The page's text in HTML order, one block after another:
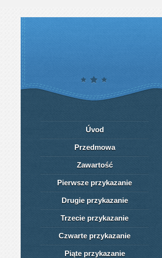
Úvod
Przedmowa
Zawartość
Pierwsze przykazanie
Drugie przykazanie
Trzecie przykazanie
Czwarte przykazanie
Piąte przykazanie